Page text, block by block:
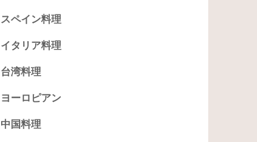
スペイン料理
イタリア料理
台湾料理
ヨーロピアン
中国料理